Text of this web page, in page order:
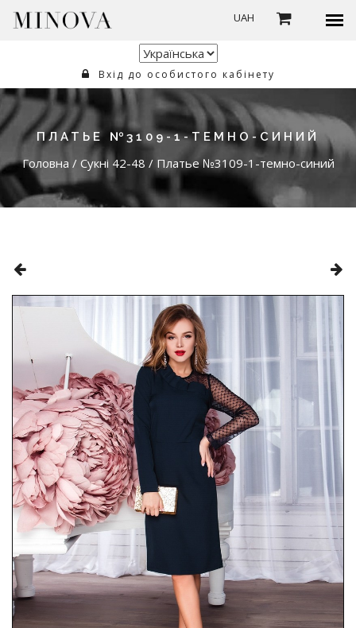
UAH
Вхід до особистого кабінету
ПЛАТЬЕ №3109-1-ТЕМНО-СИНИЙ
Головна / Сукні 42-48 / Платье №3109-1-темно-синий